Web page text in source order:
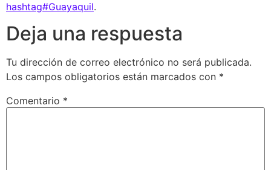
hashtag#Guayaquil.
Deja una respuesta
Tu dirección de correo electrónico no será publicada.
Los campos obligatorios están marcados con *
Comentario *